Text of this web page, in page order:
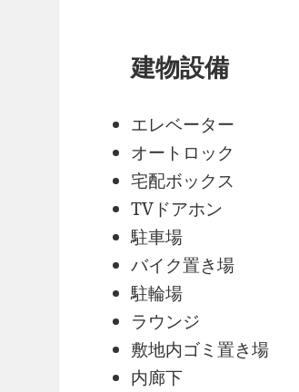
建物設備
エレベーター
オートロック
宅配ボックス
TVドアホン
駐車場
バイク置き場
駐輪場
ラウンジ
敷地内ゴミ置き場
内廊下